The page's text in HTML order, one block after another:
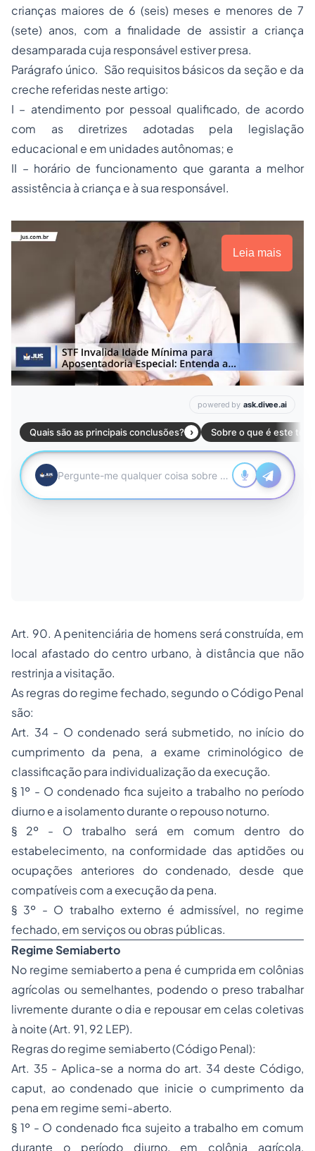
crianças maiores de 6 (seis) meses e menores de 7
(sete) anos, com a finalidade de assistir a criança
desamparada cuja responsável estiver presa.
Parágrafo único. São requisitos básicos da seção e da
creche referidas neste artigo:
I – atendimento por pessoal qualificado, de acordo
com as diretrizes adotadas pela legislação
educacional e em unidades autônomas; e
II – horário de funcionamento que garanta a melhor
assistência à criança e à sua responsável.
Leia mais
Art. 90. A penitenciária de homens será construída, em
local afastado do centro urbano, à distância que não
restrinja a visitação.
As regras do regime fechado, segundo o Código Penal
são:
Art. 34 - O condenado será submetido, no início do
cumprimento da pena, a exame criminológico de
classificação para individualização da execução.
§ 1º - O condenado fica sujeito a trabalho no período
diurno e a isolamento durante o repouso noturno.
§ 2º - O trabalho será em comum dentro do
estabelecimento, na conformidade das aptidões ou
ocupações anteriores do condenado, desde que
compatíveis com a execução da pena.
§ 3º - O trabalho externo é admissível, no regime
fechado, em serviços ou obras públicas.
RegimeSemiaberto
No regime semiaberto a pena é cumprida em colônias
agrícolas ou semelhantes, podendo o preso trabalhar
livremente durante o dia e repousar em celas coletivas
à noite (Art. 91, 92 LEP).
Regras do regime semiaberto (Código Penal):
Art. 35 - Aplica-se a norma do art. 34 deste Código,
caput, ao condenado que inicie o cumprimento da
pena em regime semi-aberto.
§ 1º - O condenado fica sujeito a trabalho em comum
durante o período diurno, em colônia agrícola,